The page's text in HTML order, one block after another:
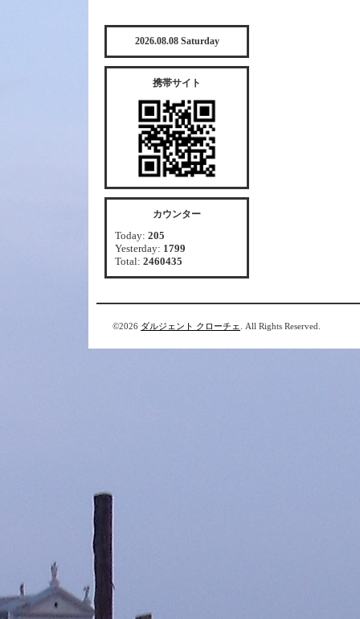
2026.08.08 Saturday
携帯サイト
カウンター
Today: 205
Yesterday: 1799
Total: 2460435
©2026 ダルジェント クローチェ . All Rights Reserved.